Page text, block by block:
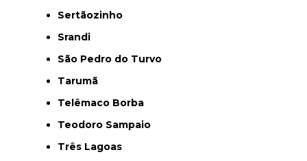
Sertãozinho
Srandi
São Pedro do Turvo
Tarumã
Telêmaco Borba
Teodoro Sampaio
Três Lagoas